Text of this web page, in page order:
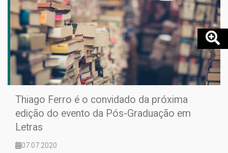
Thiago Ferro é o convidado da próxima
edição do evento da Pós-Graduação em
Letras
07.07.2020